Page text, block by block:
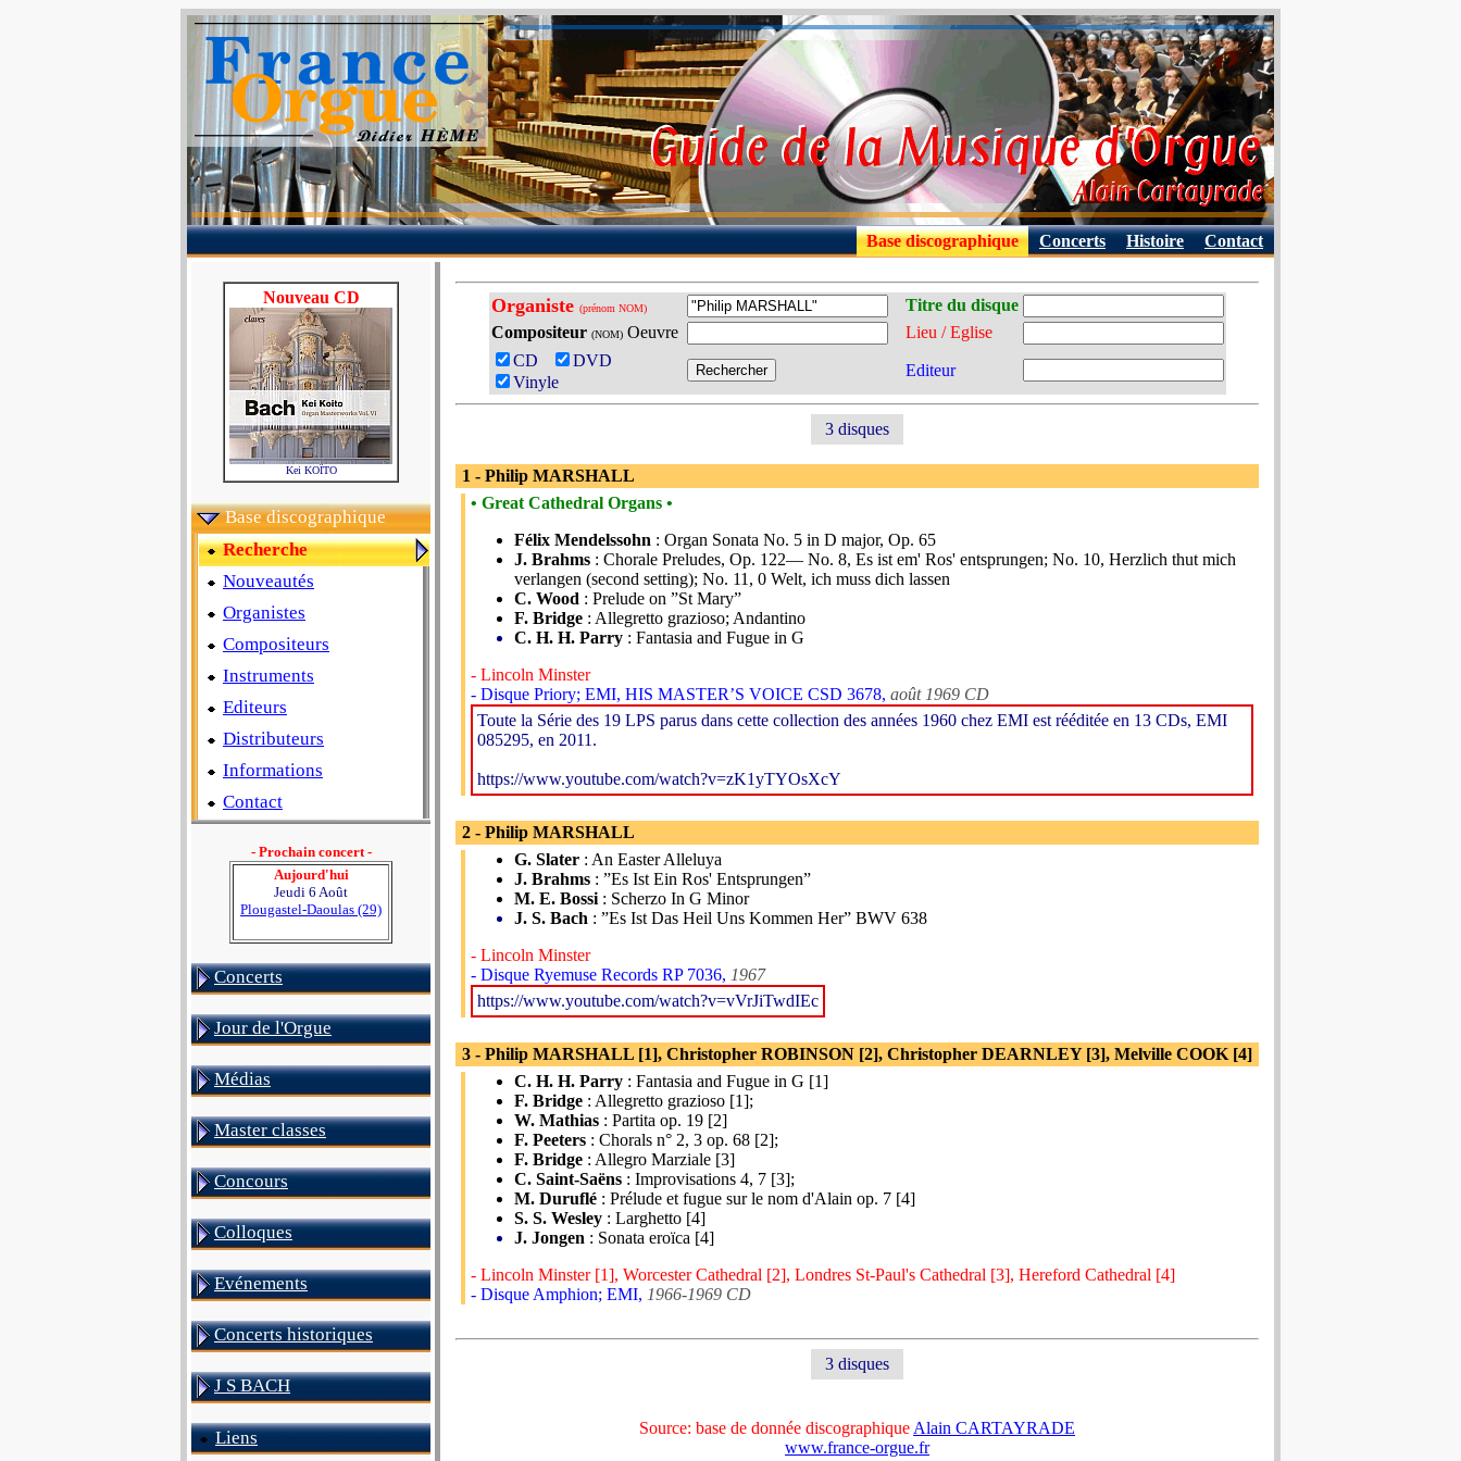
Base discographique Concerts Histoire Contact
Nouveau CD
Kei KOÏTO
Base discographique
Recherche
Nouveautés
Organistes
Compositeurs
Instruments
Editeurs
Distributeurs
Informations
Contact
- Prochain concert -
Aujourd'hui
Jeudi 6 Août
Plougastel-Daoulas (29)
Concerts
Jour de l'Orgue
Médias
Master classes
Concours
Colloques
Evénements
Concerts historiques
J S BACH
Liens
Organiste (prénom NOM)
Titre du disque
Compositeur (NOM)Oeuvre
Lieu / Eglise
CD
DVD
Vinyle
Editeur
3 disques
1 - Philip MARSHALL
• Great Cathedral Organs •
Félix Mendelssohn : Organ Sonata No. 5 in D major, Op. 65
J. Brahms : Chorale Preludes, Op. 122— No. 8, Es ist em' Ros' entsprungen; No. 10, Herzlich thut mich
verlangen (second setting); No. 11, 0 Welt, ich muss dich lassen
C. Wood : Prelude on ”St Mary”
F. Bridge : Allegretto grazioso; Andantino
C. H. H. Parry : Fantasia and Fugue in G
- Lincoln Minster
- Disque Priory; EMI, HIS MASTER’S VOICE CSD 3678, août 1969 CD
Toute la Série des 19 LPS parus dans cette collection des années 1960 chez EMI est rééditée en 13 CDs, EMI
085295, en 2011.
https://www.youtube.com/watch?v=zK1yTYOsXcY
2 - Philip MARSHALL
G. Slater : An Easter Alleluya
J. Brahms : ”Es Ist Ein Ros' Entsprungen”
M. E. Bossi : Scherzo In G Minor
J. S. Bach : ”Es Ist Das Heil Uns Kommen Her” BWV 638
- Lincoln Minster
- Disque Ryemuse Records RP 7036, 1967
https://www.youtube.com/watch?v=vVrJiTwdIEc
3 - Philip MARSHALL [1], Christopher ROBINSON [2], Christopher DEARNLEY [3], Melville COOK [4]
C. H. H. Parry : Fantasia and Fugue in G [1]
F. Bridge : Allegretto grazioso [1];
W. Mathias : Partita op. 19 [2]
F. Peeters : Chorals n° 2, 3 op. 68 [2];
F. Bridge : Allegro Marziale [3]
C. Saint-Saëns : Improvisations 4, 7 [3];
M. Duruflé : Prélude et fugue sur le nom d'Alain op. 7 [4]
S. S. Wesley : Larghetto [4]
J. Jongen : Sonata eroïca [4]
- Lincoln Minster [1], Worcester Cathedral [2], Londres St-Paul's Cathedral [3], Hereford Cathedral [4]
- Disque Amphion; EMI, 1966-1969 CD
3 disques
Source: base de donnée discographique Alain CARTAYRADE
www.france-orgue.fr